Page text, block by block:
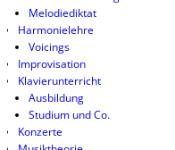
Melodiediktat
Harmonielehre
Voicings
Improvisation
Klavierunterricht
Ausbildung
Studium und Co.
Konzerte